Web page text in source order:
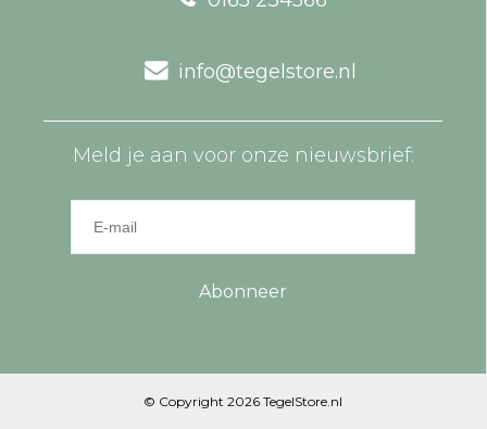
info@tegelstore.nl
Meld je aan voor onze nieuwsbrief:
Abonneer
© Copyright 2026 TegelStore.nl